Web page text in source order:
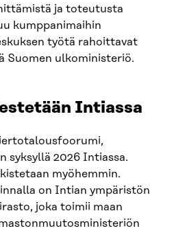
ja toteutusta
kumppanimaihin
työtä rahoittavat
Suomen ulkoministeriö.
Intiassa
syksyllä 2026 Intiassa.
myöhemmin.
on Intian ympäristön
joka toimii maan